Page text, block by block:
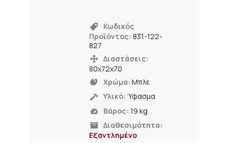
Κωδικός
Προϊόντος: 831-122-
827
Διαστάσεις:
80x72x70
Χρώμα: Μπλε
Υλικό: Ύφασμα
Βάρος: 19 kg
Διαθεσιμότητα:
Εξαντλημένο